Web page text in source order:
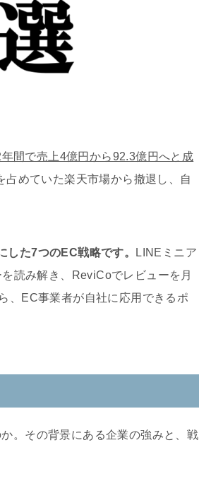
間で売上4億円から92.3億円へと成
めていた楽天市場から撤退し、自
た7つのEC戦略です。
LINEミニア
読み解き、ReviCoでレビューを月
、EC事業者が自社に応用できるポ
。その背景にある企業の強みと、戦